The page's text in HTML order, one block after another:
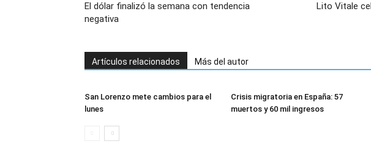
El dólar finalizó la semana con tendencia
negativa
Lito Vitale
Artículos relacionados Más del autor
San Lorenzo mete cambios para el
lunes
Crisis migratoria en España: 57
muertos y 60 mil ingresos